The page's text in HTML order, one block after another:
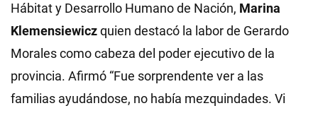
Hábitat y Desarrollo Humano de Nación, Marina
Klemensiewiczquien destacó la labor de Gerardo
Morales como cabeza del poder ejecutivo de la
provincia. Afirmó “Fue sorprendente ver a las
familias ayudándose, no había mezquindades. Vi